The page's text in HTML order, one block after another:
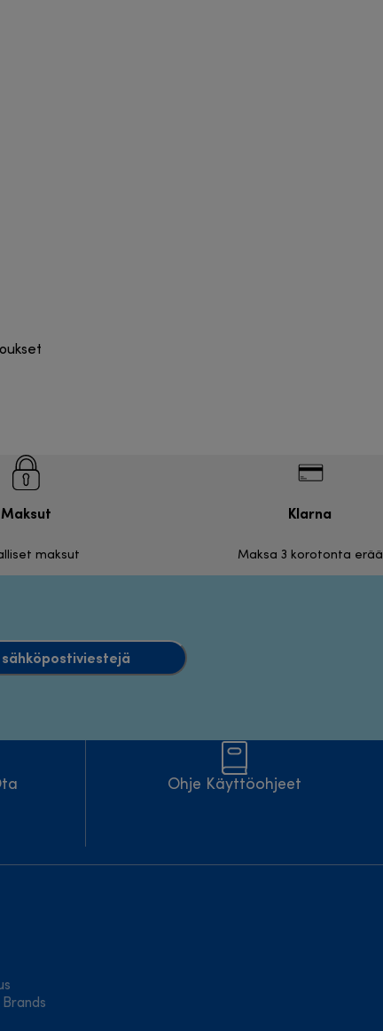
Maksut
maksut
Klarna
Maksa 3 korotonta erää
sähköpostiviestejä
Ohje Käyttöohjeet